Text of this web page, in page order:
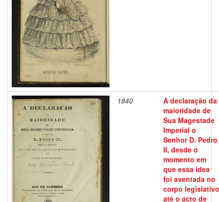
1840
A declaração da
maioridade de
Sua Magestade
Imperial o
Senhor D. Pedro
II, desde o
momento em
que essa idea
foi aventada no
corpo legislativo
até o acto de